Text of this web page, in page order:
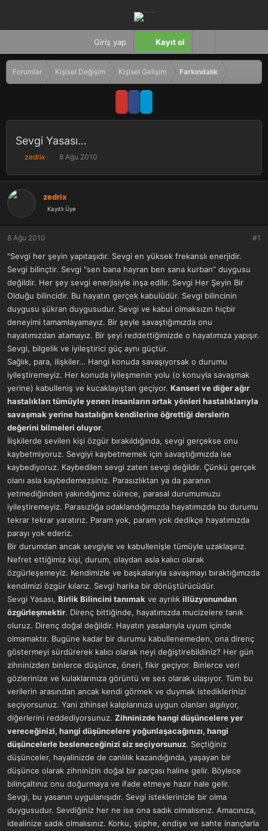
Giriş yap Kayıt ol
Forumlar Kişisel Değişim Kişisel Gelişim Farkındalık
Sevgi Yasası...
K
n
b
a
ş
a
t
a
n
zedrix
B
ş
a
n
t
a
i
h
i
8 Ağu 2010
zedrix
Kayıtlı Üye
8 Ağu 2010 #1
"Sevgi her şeyin yapıtaşıdır. Sevgi en yüksek frekanslı enerjidir.
Sevgi bilinçtir. Sevgi “sen bana hayran ben sana kurban” duygusu
değildir. Her şey sevgi enerjisiyle inşa edilir. Sevgi Her Şeyin Bir
Olduğu bilincidir. Bu hayatın gerçek kabulüdür. Sevgi bilincinin
duygusu şükran duygusudur. Sevgi ve kabul olmaksızın hiçbir
deneyimi tamamlayamayız. Bir şeyle savaştığımızda onu
hayatımızdan atamayız. Bir şeyi reddettiğimizde o hayatımıza yapışır.
Sevgi, bilgelik ve iyileştirici güç aynı güçtür.
Sağlık, para, ilişkiler… Hangi konuda savaşıyorsak o durumu
iyileştiremeyiz. Her konuda iyileşmenin yolu (o konuyla savaşmak
yerine) kabulleniş ve kucaklayıştan geçiyor. Kanseri ve diğer ağır
hastalıkları tümüyle yenen insanların ortak yönleri hastalıklarıyla
savaşmak yerine hastalığın kendilerine öğrettiği derslerin
değerini bilmeleri oluyor.
İlişkilerde sevilen kişi özgür bırakıldığında, sevgi gerçekse onu
kaybetmiyoruz. Sevgiyi kaybetmemek için savaştığımızda ise
kaybediyoruz. Kaybedilen sevgi zaten sevgi değildir. Çünkü gerçek
olanı asla kaybedemezsiniz. Parasızlıktan ya da paranın
yetmediğinden yakındığımız sürece, parasal durumumuzu
iyileştiremeyiz. Parasızlığa odaklandığımızda hayatımızda bu durumu
tekrar tekrar yaratırız. Param yok, param yok dedikçe hayatımızda
parayı yok ederiz.
Bir durumdan ancak sevgiyle ve kabullenişle tümüyle uzaklaşırız.
Nefret ettiğimiz kişi, durum, olaydan asla kalıcı olarak
özgürleşemeyiz. Kendimizle ve başkalarıyla savaşmayı bıraktığımızda
kendimizi özgür kılarız. Sevgi harika bir dönüştürücüdür.
Sevgi Yasası, Birlik Bilincini tanımak ve ayrılık illüzyonundan
özgürleşmektir. Direnç bittiğinde, hayatımızda mucizelere tanık
oluruz. Direnç doğal değildir. Hayatın yasalarıyla uyum içinde
olmamaktır. Bugüne kadar bir durumu kabullenemeden, ona direnç
göstermeyi sürdürerek kalıcı olarak neyi değiştirebildiniz? Her gün
zihninizden binlerce düşünce, öneri, fikir geçiyor. Binlerce veri
gözlerinize ve kulaklarınıza görüntü ve ses olarak ulaşıyor. Tüm bu
verilerin arasından ancak kendi görmek ve duymak istediklerinizi
seçiyorsunuz. Yani zihinsel kalıplarınıza uygun olanları algılıyor,
diğerlerini reddediyorsunuz. Zihninizde hangi düşüncelere yer
vereceğinizi, hangi düşüncelere yoğunlaşacağınızı, hangi
düşüncelerle besleneceğinizi siz seçiyorsunuz. Seçtiğiniz
düşünceler, hayalinizde de canlılık kazandığında, yaşayan bir
düşünce olarak zihninizin doğal bir parçası haline gelir. Böylece
bilinçaltınız onu doğurmaya ve ifade etmeye hazır hale gelir.
Sevgi, bu yasanın uygulanışıdır. Sevgi isteklerinizle bir olma
duygusudur. Sevdiğiniz her ne ise ona sadık olmalısınız. Amacınıza,
idealinize sadık olmalısınız. Korku, şüphe, endişe ve sahte inançlarla